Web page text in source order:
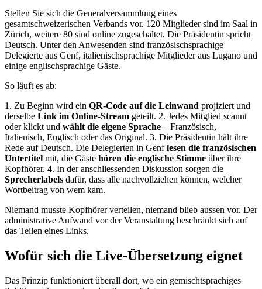
Stellen Sie sich die Generalversammlung eines
gesamtschweizerischen Verbands vor. 120 Mitglieder sind im Saal in
Zürich, weitere 80 sind online zugeschaltet. Die Präsidentin spricht
Deutsch. Unter den Anwesenden sind französischsprachige
Delegierte aus Genf, italienischsprachige Mitglieder aus Lugano und
einige englischsprachige Gäste.
So läuft es ab:
1. Zu Beginn wird ein QR-Code auf die Leinwand projiziert und
derselbe Link im Online-Stream geteilt. 2. Jedes Mitglied scannt
oder klickt und wählt die eigene Sprache – Französisch,
Italienisch, Englisch oder das Original. 3. Die Präsidentin hält ihre
Rede auf Deutsch. Die Delegierten in Genflesen die französischen
Untertitel mit, die Gäste hören die englische Stimme über ihre
Kopfhörer. 4. In der anschliessenden Diskussion sorgen die
Sprecherlabels dafür, dass alle nachvollziehen können, welcher
Wortbeitrag von wem kam.
Niemand musste Kopfhörer verteilen, niemand blieb aussen vor. Der
administrative Aufwand vor der Veranstaltung beschränkt sich auf
das Teilen eines Links.
Wofür sich die Live-Übersetzung eignet
Das Prinzip funktioniert überall dort, wo ein gemischtsprachiges